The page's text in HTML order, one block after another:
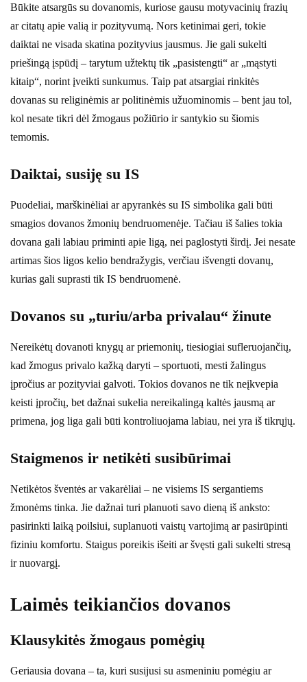
Būkite atsargūs su dovanomis, kuriose gausu motyvacinių frazių
ar citatų apie valią ir pozityvumą. Nors ketinimai geri, tokie
daiktai ne visada skatina pozityvius jausmus. Jie gali sukelti
priešingą įspūdį – tarytum užtektų tik „pasistengti“ ar „mąstyti
kitaip“, norint įveikti sunkumus. Taip pat atsargiai rinkitės
dovanas su religinėmis ar politinėmis užuominomis – bent jau tol,
kol nesate tikri dėl žmogaus požiūrio ir santykio su šiomis
temomis.
Daiktai, susiję su IS
Puodeliai, marškinėliai ar apyrankės su IS simbolika gali būti
smagios dovanos žmonių bendruomenėje. Tačiau iš šalies tokia
dovana gali labiau priminti apie ligą, nei paglostyti širdį. Jei nesate
artimas šios ligos kelio bendražygis, verčiau išvengti dovanų,
kurias gali suprasti tik IS bendruomenė.
Dovanos su „turiu/arba privalau“ žinute
Nereikėtų dovanoti knygų ar priemonių, tiesiogiai sufleruojančių,
kad žmogus privalo kažką daryti – sportuoti, mesti žalingus
įpročius ar pozityviai galvoti. Tokios dovanos ne tik neįkvepia
keisti įpročių, bet dažnai sukelia nereikalingą kaltės jausmą ar
primena, jog liga gali būti kontroliuojama labiau, nei yra iš tikrųjų.
Staigmenos ir netikėti susibūrimai
Netikėtos šventės ar vakarėliai – ne visiems IS sergantiems
žmonėms tinka. Jie dažnai turi planuoti savo dieną iš anksto:
pasirinkti laiką poilsiui, suplanuoti vaistų vartojimą ar pasirūpinti
fiziniu komfortu. Staigus poreikis išeiti ar švęsti gali sukelti stresą
ir nuovargį.
Laimės teikiančios dovanos
Klausykitės žmogaus pomėgių
Geriausia dovana – ta, kuri susijusi su asmeniniu pomėgiu ar